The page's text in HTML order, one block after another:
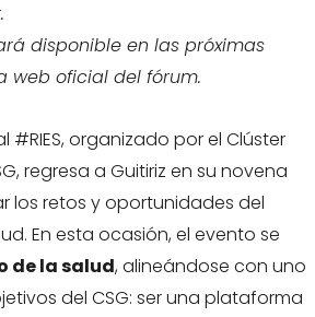
disponible en las próximas
web oficial del fórum.
#RIES, organizado por el Clúster
regresa a Guitiriz en su novena
los retos y oportunidades del
En esta ocasión, el evento se
de la salud, alineándose con uno
del CSG: ser una plataforma